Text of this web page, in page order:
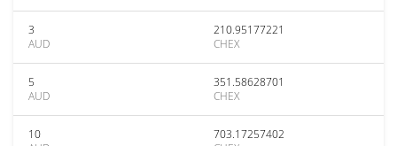
3
AUD
210.95177221
CHEX
5
AUD
351.58628701
CHEX
10
703.17257402